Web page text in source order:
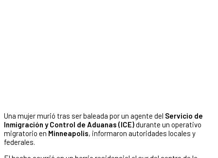
Una mujer murió tras ser baleada por un agente del Servicio de
Inmigración y Control de Aduanas (ICE)durante un operativo
migratorio en Minneapolis, informaron autoridades locales y
federales.